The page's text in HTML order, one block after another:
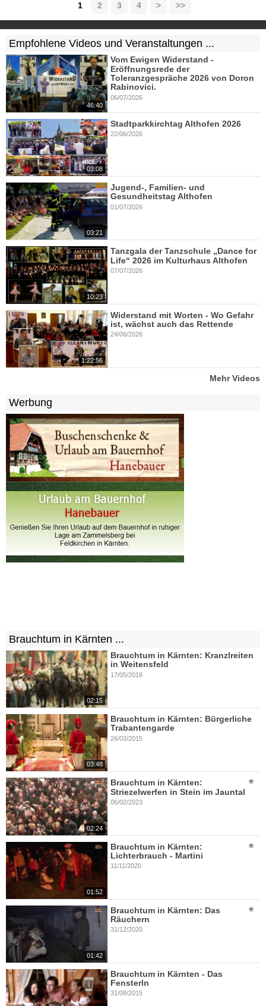
1 2 3 4 > >>
Empfohlene Videos und Veranstaltungen ...
46:40
Vom Ewigen Widerstand -
Eröffnungsrede der
Toleranzgespräche 2026 von Doron
Rabinovici.
06/07/2026
03:08
Stadtparkkirchtag Althofen 2026
22/06/2026
03:21
Jugend-, Familien- und
Gesundheitstag Althofen
01/07/2026
10:23
Tanzgala der Tanzschule „Dance for
Life“ 2026 im Kulturhaus Althofen
07/07/2026
1:22:56
Widerstand mit Worten - Wo Gefahr
ist, wächst auch das Rettende
24/06/2026
Mehr Videos
Werbung
Brauchtum in Kärnten ...
02:15
Brauchtum in Kärnten: Kranzlreiten
in Weitensfeld
17/05/2018
03:48
Brauchtum in Kärnten: Bürgerliche
Trabantengarde
26/03/2015
02:24
Brauchtum in Kärnten:
Striezelwerfen in Stein im Jauntal
06/02/2023
01:52
Brauchtum in Kärnten:
Lichterbrauch - Martini
11/11/2020
01:42
Brauchtum in Kärnten: Das
Räuchern
31/12/2020
Brauchtum in Kärnten - Das
Fensterln
31/08/2015